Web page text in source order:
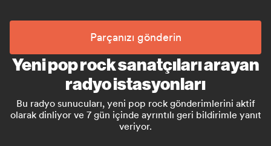
Parçanızı gönderin
Yeni pop rock sanatçıları arayan
radyo istasyonları
Bu radyo sunucuları, yeni pop rock gönderimlerini aktif
olarak dinliyor ve 7 gün içinde ayrıntılı geri bildirimle yanıt
veriyor.